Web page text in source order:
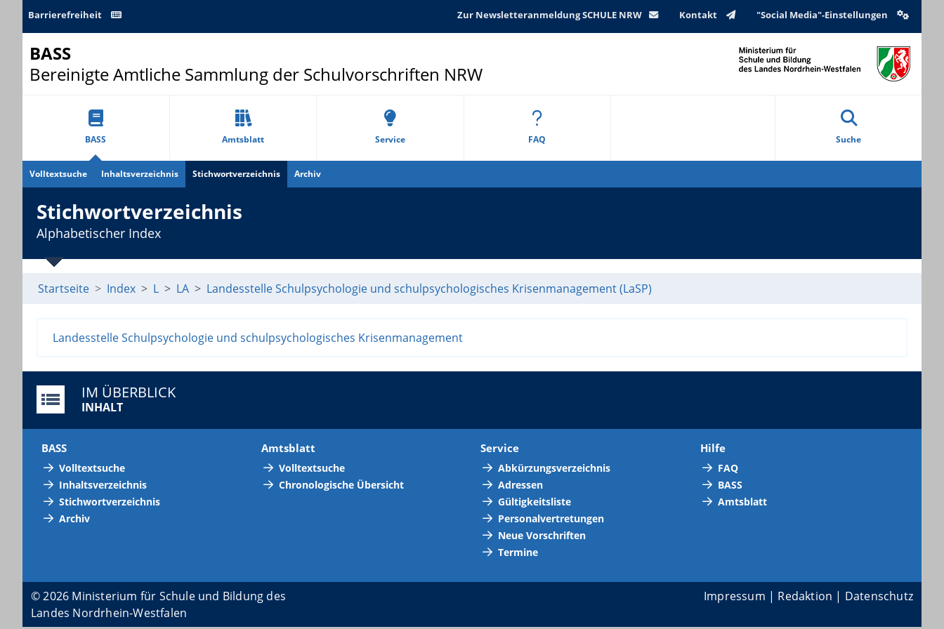
Barrierefreiheit Zur Newsletteranmeldung SCHULE NRW Kontakt "Social Media"-Einstellungen
BASS
Bereinigte Amtliche Sammlung der Schulvorschriften NRW
BASS Amtsblatt Service FAQ Suche
Volltextsuche Inhaltsverzeichnis Stichwortverzeichnis Archiv
Stichwortverzeichnis
Alphabetischer Index
Startseite Index L LA Landesstelle Schulpsychologie und schulpsychologisches Krisenmanagement (LaSP)
Landesstelle Schulpsychologie und schulpsychologisches Krisenmanagement
IM ÜBERBLICK
INHALT
BASS
Volltextsuche
Inhaltsverzeichnis
Stichwortverzeichnis
Archiv
Amtsblatt
Volltextsuche
Chronologische Übersicht
Service
Abkürzungsverzeichnis
Adressen
Gültigkeitsliste
Personalvertretungen
Neue Vorschriften
Termine
Hilfe
FAQ
BASS
Amtsblatt
© 2026 Ministerium für Schule und Bildung des
Landes Nordrhein-Westfalen
Impressum | Redaktion | Datenschutz